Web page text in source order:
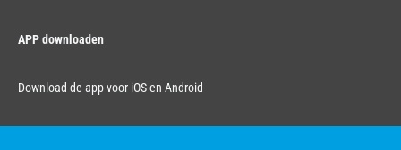
APP downloaden
Download de app voor iOS en Android